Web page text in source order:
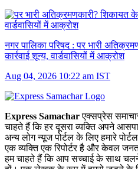
नगर पालिका परिषद : पर भारी
कार्रवाई शून्य, वार्डवासियों में आक्रोश
Aug 04, 2026 10:22 am IST
Express Samacharएक्सप्रेस
चाहते हैं कि हर दूसरा व्‍यक्ति अपने
अन्‍य लोग न्‍यूज पोर्टल के लिए हमारे
एक व्यक्ति एक रिपोर्टर है और केवल
हम चाहते हैं कि आप सच्चाई के साथ चलने